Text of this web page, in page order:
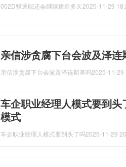
052D驱逐舰还会继续建造多久 2025-11-29
亲信涉贪腐下台会波及泽
亲信涉贪腐下台会波及泽连斯基吗2025-11-29
车企职业经理人模式要到
模式
车企职业经理人模式要到头了吗2025-11-29